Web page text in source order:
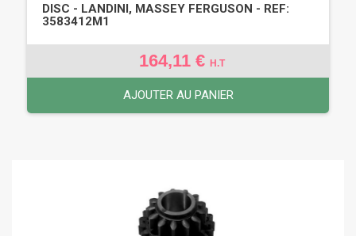
DISC - LANDINI, MASSEY FERGUSON - REF:
3583412M1
164,11 € H.T
AJOUTER AU PANIER